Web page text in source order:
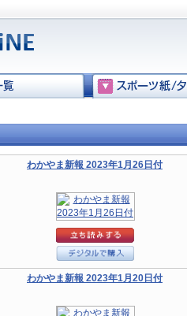
わかやま新報 2023年1月26日付
わかやま新報 2023年1月20日付